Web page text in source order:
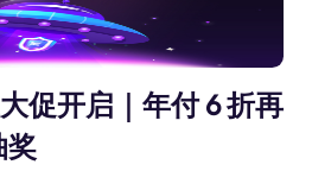
促开启｜年付 6 折再
奖